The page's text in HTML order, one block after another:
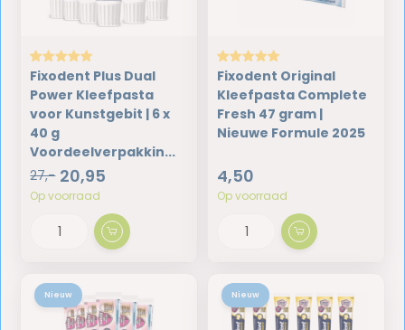
Fixodent Plus Dual
Power Kleefpasta
voor Kunstgebit | 6 x
40 g
Voordeelverpakkin...
27,- 20,95
Op voorraad
Fixodent Original
Kleefpasta Complete
Fresh 47 gram |
Nieuwe Formule 2025
4,50
Op voorraad
Nieuw Nieuw